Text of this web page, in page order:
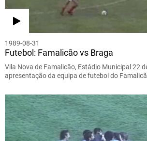
1989-08-31
Futebol: Famalicão vs Braga
Vila Nova de Famalicão, Estádio Municipal 22
apresentação da equipa de futebol do